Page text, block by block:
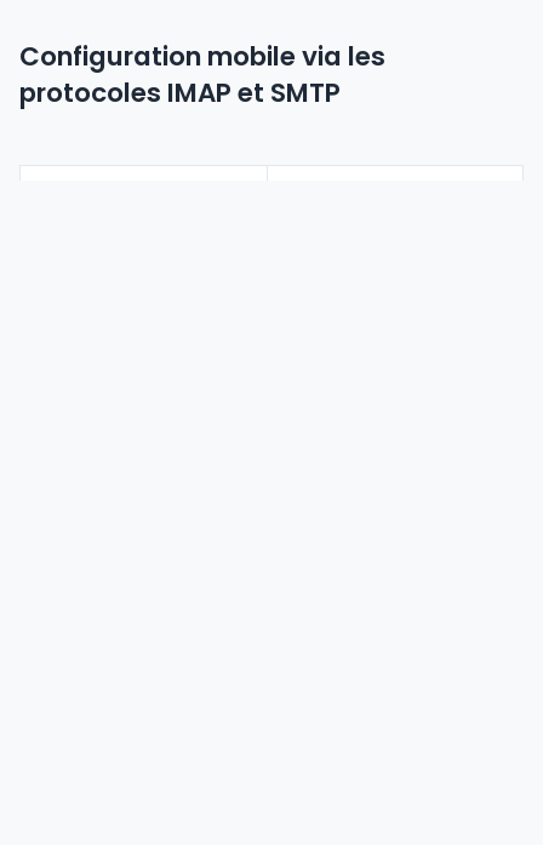
Configuration mobile via les
protocoles IMAP et SMTP